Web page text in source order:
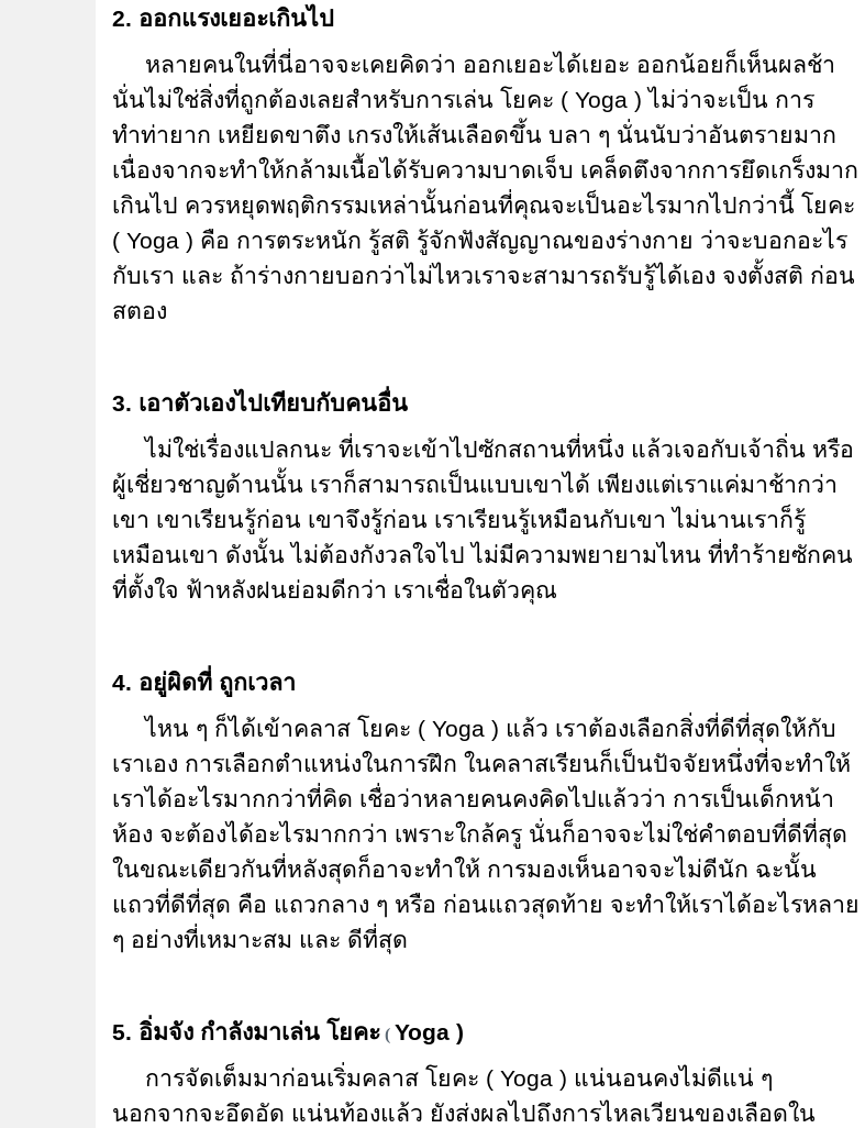
2. ออกแรงเยอะเกินไป
หลายคนในที่นี่อาจจะเคยคิดว่า ออกเยอะได้เยอะ ออกน้อยก็เห็นผลช้า
นั่นไม่ใช่สิ่งที่ถูกต้องเลยสำหรับการเล่น โยคะ ( Yoga ) ไม่ว่าจะเป็น การ
ทำท่ายาก เหยียดขาตึง เกรงให้เส้นเลือดขึ้น บลา ๆ นั่นนับว่าอันตรายมาก
เนื่องจากจะทำให้กล้ามเนื้อได้รับความบาดเจ็บ เคล็ดตึงจากการยึดเกร็งมาก
เกินไป ควรหยุดพฤติกรรมเหล่านั้นก่อนที่คุณจะเป็นอะไรมากไปกว่านี้ โยคะ
( Yoga ) คือ การตระหนัก รู้สติ รู้จักฟังสัญญาณของร่างกาย ว่าจะบอกอะไร
กับเรา และ ถ้าร่างกายบอกว่าไม่ไหวเราจะสามารถรับรู้ได้เอง จงตั้งสติ ก่อน
สตอง
3. เอาตัวเองไปเทียบกับคนอื่น
ไม่ใช่เรื่องแปลกนะ ที่เราจะเข้าไปซักสถานที่หนึ่ง แล้วเจอกับเจ้าถิ่น หรือ
ผู้เชี่ยวชาญด้านนั้น เราก็สามารถเป็นแบบเขาได้ เพียงแต่เราแค่มาช้ากว่า
เขา เขาเรียนรู้ก่อน เขาจึงรู้ก่อน เราเรียนรู้เหมือนกับเขา ไม่นานเราก็รู้
เหมือนเขา ดังนั้น ไม่ต้องกังวลใจไป ไม่มีความพยายามไหน ที่ทำร้ายซักคน
ที่ตั้งใจ ฟ้าหลังฝนย่อมดีกว่า เราเชื่อในตัวคุณ
4. อยู่ผิดที่ ถูกเวลา
ไหน ๆ ก็ได้เข้าคลาส โยคะ ( Yoga ) แล้ว เราต้องเลือกสิ่งที่ดีที่สุดให้กับ
เราเอง การเลือกตำแหน่งในการฝึก ในคลาสเรียนก็เป็นปัจจัยหนึ่งที่จะทำให้
เราได้อะไรมากกว่าที่คิด เชื่อว่าหลายคนคงคิดไปแล้วว่า การเป็นเด็กหน้า
ห้อง จะต้องได้อะไรมากกว่า เพราะใกล้ครู นั่นก็อาจจะไม่ใช่คำตอบที่ดีที่สุด
ในขณะเดียวกันที่หลังสุดก็อาจะทำให้ การมองเห็นอาจจะไม่ดีนัก ฉะนั้น
แถวที่ดีที่สุด คือ แถวกลาง ๆ หรือ ก่อนแถวสุดท้าย จะทำให้เราได้อะไรหลาย
ๆ อย่างที่เหมาะสม และ ดีที่สุด
5. อิ่มจัง กำลังมาเล่น โยคะ ( Yoga )
การจัดเต็มมาก่อนเริ่มคลาส โยคะ ( Yoga ) แน่นอนคงไม่ดีแน่ ๆ
นอกจากจะอึดอัด แน่นท้องแล้ว ยังส่งผลไปถึงการไหลเวียนของเลือดใน